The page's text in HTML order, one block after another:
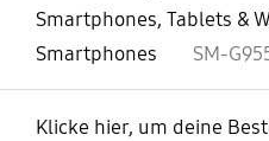
Smartphones, Tablets &
Smartphones
SM-
Klicke hier, um deine